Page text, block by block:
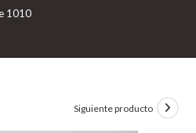
1010
Siguiente producto